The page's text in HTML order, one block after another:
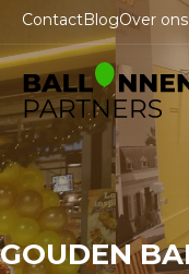
ContactBlogOver ons
GOUDEN